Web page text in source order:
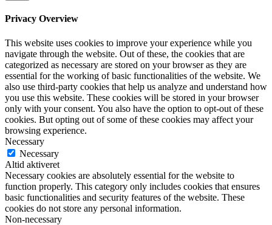
Privacy Overview
This website uses cookies to improve your experience while you
navigate through the website. Out of these, the cookies that are
categorized as necessary are stored on your browser as they are
essential for the working of basic functionalities of the website. We
also use third-party cookies that help us analyze and understand how
you use this website. These cookies will be stored in your browser
only with your consent. You also have the option to opt-out of these
cookies. But opting out of some of these cookies may affect your
browsing experience.
Necessary
Necessary
Altid aktiveret
Necessary cookies are absolutely essential for the website to
function properly. This category only includes cookies that ensures
basic functionalities and security features of the website. These
cookies do not store any personal information.
Non-necessary